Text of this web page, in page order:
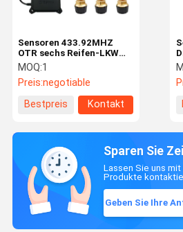
Sensoren 433.92MHZ
OTR sechs Reifen-LKW
TPMS
MOQ:1
Preis:negotiable
Bestpreis
Kontakt
Sparen Sie
Lassen Sie uns
Produkte
Geben Sie Ihre